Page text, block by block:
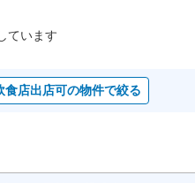
ています
食店出店可の物件で絞る